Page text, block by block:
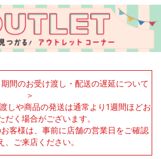
間のお受け渡し・配送の遅延について
＞
しや商品の発送は通常より1週間ほどお
だく場合がございます。
客様は、事前に店舗の営業日をご確認
、ご来店ください。